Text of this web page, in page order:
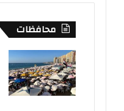
محافظات